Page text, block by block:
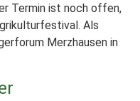
Termin ist noch offen,
Als
Merzhausen in